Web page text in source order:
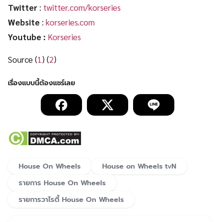
Twitter : twitter.com/korseries
Website : korseries.com
Youtube : Korseries
Source (1) (2)
House On Wheels
House on Wheels tvN
รายการ House On Wheels
รายการวาไรตี้ House On Wheels